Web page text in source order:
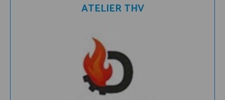
ATELIER THV